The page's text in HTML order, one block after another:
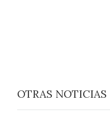
OTRAS NOTICIAS